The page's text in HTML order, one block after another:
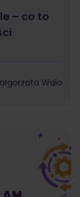
– co to
Walo